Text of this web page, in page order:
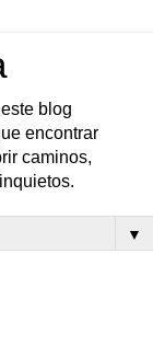
blog
encontrar
caminos,
▼